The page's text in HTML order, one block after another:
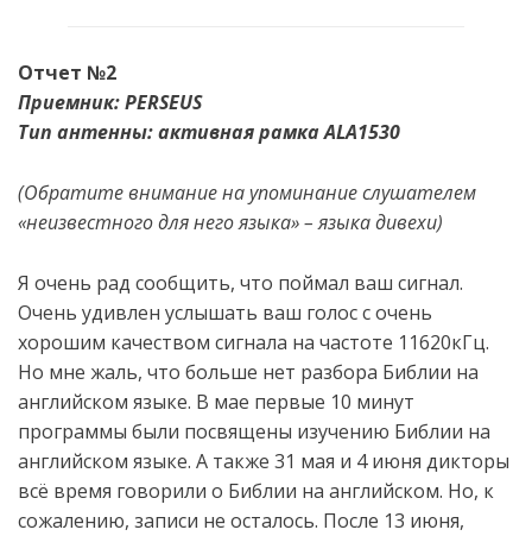
Отчет №2
Приемник: PERSEUS
Тип антенны: активная рамка ALA1530
(Обратите внимание наупоминание слушателем
«неизвестногодля негоязыка»– языкадивехи)
Я очень рад сообщить, что поймал ваш сигнал.
Очень удивлен услышать ваш голос с очень
хорошим качеством сигнала на частоте 11620кГц.
Но мне жаль, что больше нет разбора Библии на
английском языке. В мае первые 10 минут
программы были посвящены изучению Библии на
английском языке. А также 31 мая и 4 июня дикторы
всё время говорили о Библии на английском. Но, к
сожалению, записи не осталось. После 13 июня,